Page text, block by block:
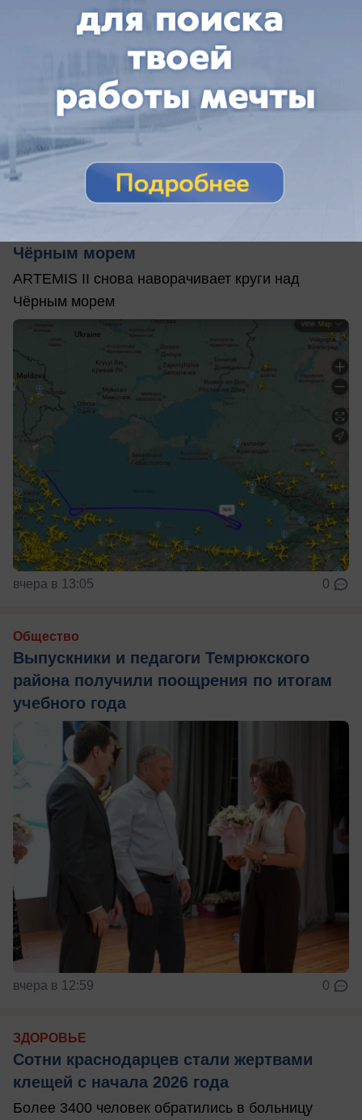
вчера в 14:17
Чёрным морем
ARTEMIS II снова наворачивает круги над
Чёрным морем
вчера в 13:05 0
Общество
Выпускники и педагоги Темрюкского
района получили поощрения по итогам
учебного года
вчера в 12:59 0
ЗДОРОВЬЕ
Сотни краснодарцев стали жертвами
клещей с начала 2026 года
Более 3400 человек обратились в больницу